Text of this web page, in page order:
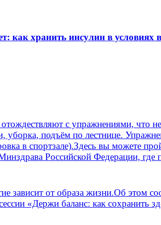
как хранить инсулин в условиях
с упражнениями, что
уборка, подъём по лестнице.
в спортзале).Здесь вы можете
Российской Федерации, где
зависит от образа жизни.Об этом
«Держи баланс: как